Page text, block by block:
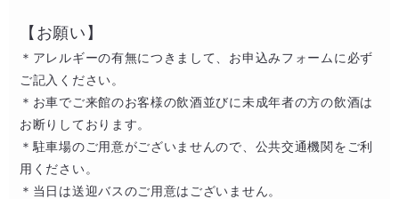
【お願い】
＊アレルギーの有無につきまして、お申込みフォームに必ず
ご記入ください。​
​＊お車でご来館のお客様の飲酒並びに未成年者の方の飲酒は
お断りしております。​​
＊駐車場のご用意がございませんので、公共交通機関をご利
用ください。​​
＊当日は送迎バスのご用意はございません。